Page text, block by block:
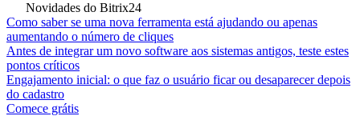
Novidades do Bitrix24
Como saber se uma nova ferramenta está ajudando ou apenas
aumentando o número de cliques
Antes de integrar um novo software aos sistemas antigos, teste estes
pontos críticos
Engajamento inicial: o que faz o usuário ficar ou desaparecer depois
do cadastro
Comece grátis